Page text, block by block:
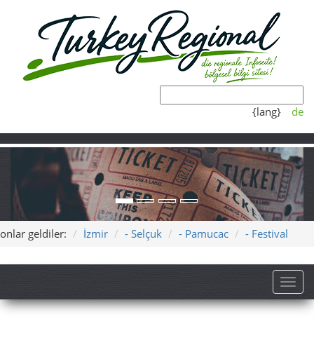
{lang} de
onlar geldiler: İzmir - Selçuk - Pamucac - Festival